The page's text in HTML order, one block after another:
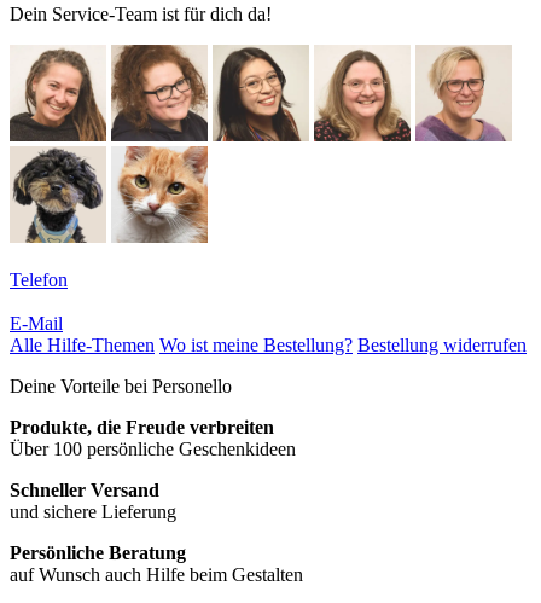
Dein Service-Team ist für dich da!
Telefon
E-Mail
Alle Hilfe-Themen Wo ist meine Bestellung? Bestellung widerrufen
Deine Vorteile bei Personello
Produkte, die Freude verbreiten
Über 100 persönliche Geschenkideen
Schneller Versand
und sichere Lieferung
Persönliche Beratung
auf Wunsch auch Hilfe beim Gestalten